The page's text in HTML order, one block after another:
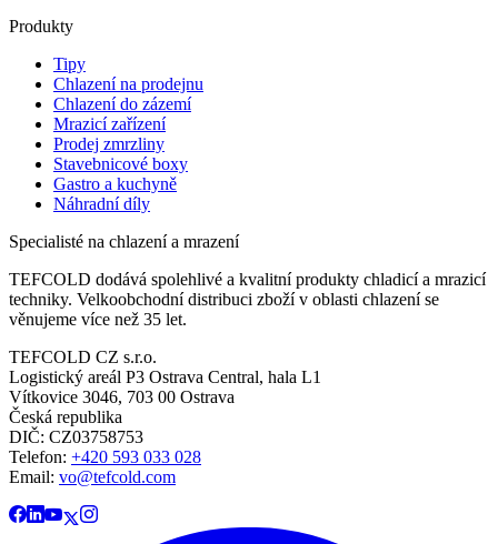
Produkty
Tipy
Chlazení na prodejnu
Chlazení do zázemí
Mrazicí zařízení
Prodej zmrzliny
Stavebnicové boxy
Gastro a kuchyně
Náhradní díly
Specialisté na chlazení a mrazení
TEFCOLD dodává spolehlivé a kvalitní produkty chladicí a mrazicí
techniky. Velkoobchodní distribuci zboží v oblasti chlazení se
věnujeme více než 35 let.
TEFCOLD CZ s.r.o.
Logistický areál P3 Ostrava Central, hala L1
Vítkovice 3046, 703 00 Ostrava
Česká republika
DIČ: CZ03758753​​​​​​
Telefon: +420 593 033 028
Email: vo@tefcold.com